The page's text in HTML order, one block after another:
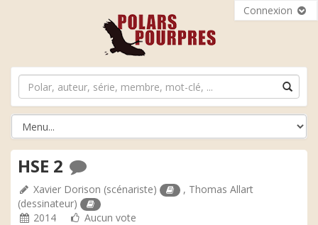
Connexion
HSE 2
Xavier Dorison (scénariste) , Thomas Allart
(dessinateur)
2014
Aucun vote